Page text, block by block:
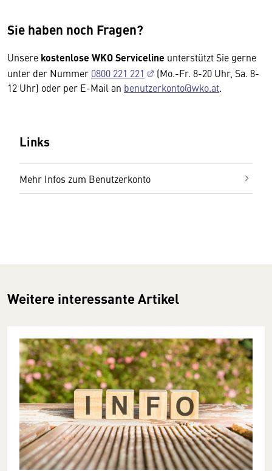
Sie haben noch Fragen?
Unsere kostenlose WKO Serviceline unterstützt Sie gerne
unter der Nummer 0800 221 221
(Mo.-Fr. 8-20 Uhr, Sa. 8-
12 Uhr) oder per E-Mail an benutzerkonto@wko.at.
Links
Mehr Infos zum Benutzerkonto
Weitere interessante Artikel